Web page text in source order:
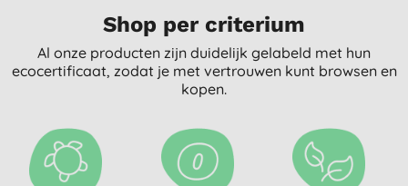
Shop per criterium
Al onze producten zijn duidelijk gelabeld met hun
ecocertificaat, zodat je met vertrouwen kunt browsen en
kopen.